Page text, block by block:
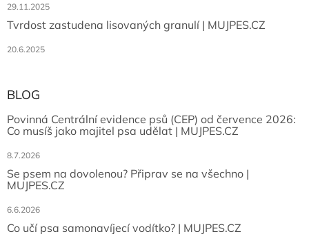
29.11.2025
Tvrdost zastudena lisovaných granulí | MUJPES.CZ
20.6.2025
BLOG
Povinná Centrální evidence psů (CEP) od července 2026:
Co musíš jako majitel psa udělat | MUJPES.CZ
8.7.2026
Se psem na dovolenou? Připrav se na všechno |
MUJPES.CZ
6.6.2026
Co učí psa samonavíjecí vodítko? | MUJPES.CZ